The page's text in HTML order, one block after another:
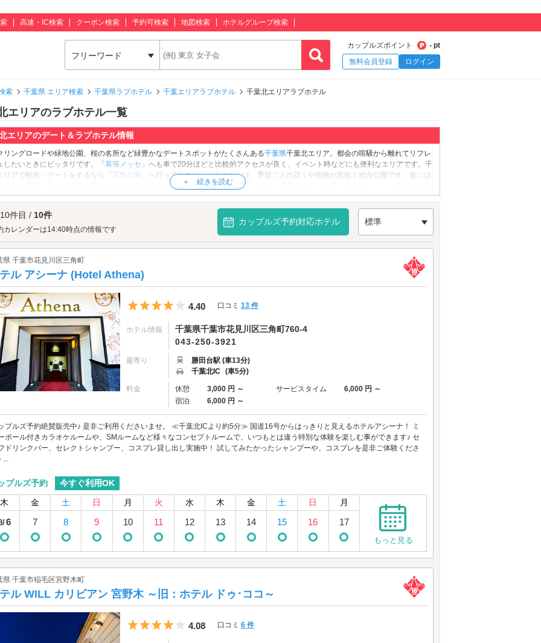
高速・IC検索 クーポン検索 予約可検索 地図検索 ホテルグループ検索
フリーワード
カップルズポイント
- pt
無料会員登録
ログイン
索 千葉県 エリア検索 千葉県ラブホテル 千葉エリアラブホテル 千葉北エリアラブホテル
エリアのラブホテル一覧
エリアのデート＆ラブホテル情報
リングロードや緑地公園、桜の名所など緑豊かなデートスポットがたくさんある千葉県千葉北エリア。都会の喧騒から離れてリフレ
したいときにピッタリです。「 幕張メッセ 」へも車で20分ほどと比較的アクセスが良く、イベント時などにも便利なエリアです。千
リアで観光・デートをするなら「 花島公園
」へ行ってみませんか？こちらは、季節ごとの花々や植物が息吹く総合公園です。春には
夏には新緑、秋には紅葉が訪れた人々の目を楽しませています。水辺を散策しながら季節の移ろいを感じてみましょう。手作りのお
持参してピクニックを楽しむのにもおすすめです。園内にはアオサギや、ウグイスなどの野鳥が暮らしているのでバードウォッチン
最適。心地よい自然の音色も存分に楽しめますよ。お寺好きのお2人なら、隣接する「天福寺」にも行ってみましょう。足に関する
があるとされている珍しいこちらのお寺は、大きな銀杏の木が特徴的。シーズンには、お寺を黄色一色に綺麗に染めてくれ、とても
なお寺です。デートを満喫したら、ラブホテルでひと休み。千葉北エリアのラブホテルは「宮野木インターチェンジ」、京成本線
駅」の近くに点在している他、「千葉北インターチェンジ」周辺に多くのホテルが集積しています。あらかじめお部屋を予約してお
ムーズにエスコートできそうです。カップルズ予約のできるホテルもあるのでさっそくチェックしてみましょう♪
件目 / 10件
レンダーは14:40時点の情報です
カップルズ予約対応ホテル 標準
県 千葉市花見川区三角町
ル アシーナ (Hotel Athena)
5つ星のうち4
4.40 口コミ 13 件
ホテル情報
千葉県千葉市花見川区三角町760-4
043-250-3921
最寄り
勝田台駅 (車13分)
千葉北IC (車5分)
料金 休憩 3,000 円 ～ サービスタイム
6,000 円 ～
宿泊
6,000 円 ～
プルズ予約絶賛販売中♪ 是非ご利用くださいませ。 ≪千葉北ICより約5分≫ 国道16号からはっきりと見えるホテルアシーナ！ ミ
ボール付きカラオケルームや、SMルームなど様々なコンセプトルームで、いつもとは違う特別な体験を楽しむ事ができます♪ セ
ドリンクバー、セレクトシャンプー、コスプレ貸し出し実施中！ 試してみたかったシャンプーや、コスプレを是非ご体験くださ
...
プルズ予約
今すぐ利用OK
木
金 土 日 月 火 水 木 金 土 日 月
6 7 8 9 10 11 12 13 14 15 16 17
もっと見る
県 千葉市稲毛区宮野木町
ル WILL カリビアン 宮野木 ～旧：ホテル ドゥ･ココ～
5つ星のうち4
4.08 口コミ 6 件